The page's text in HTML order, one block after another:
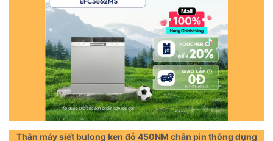
Thân máy siết bulong ken đỏ 450NM chân pin thông dụng